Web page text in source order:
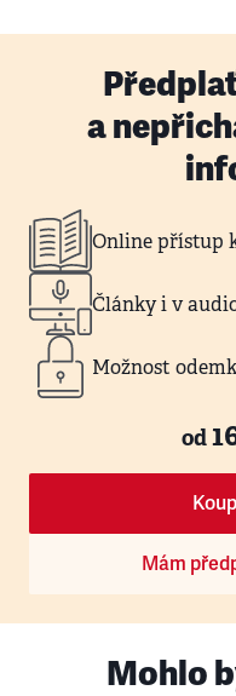
a
Online přístup
Články i v
Možnost
od
Mám
Mohlo